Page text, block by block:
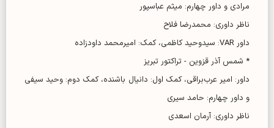
مرادی و داور چهارم: میثم عباسپور
ناظر داوری: محمدرضا فلاح
داور VAR: سیدوحید کاظمی، کمک: امیرمحمد داودزاده
* شمس آذر قزوین - تراکتور تبریز
داور: امیر عرب‌براقی، کمک اول: دانیال باشنده، کمک دوم: وحید سیفی
و داور چهارم: حامد سیری
ناظر داوری: آرمان اسعدی